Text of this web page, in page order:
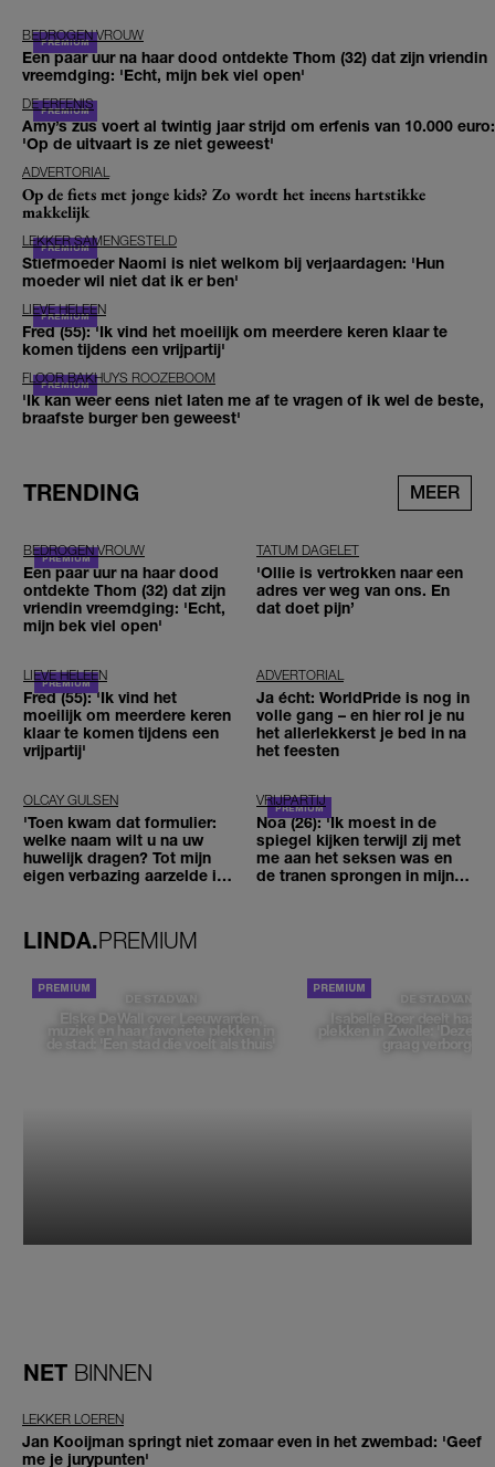
BEDROGEN VROUW
Een paar uur na haar dood ontdekte Thom (32) dat zijn vriendin
vreemdging: 'Echt, mijn bek viel open'
DE ERFENIS
Amy’s zus voert al twintig jaar strijd om erfenis van 10.000 euro:
'Op de uitvaart is ze niet geweest'
ADVERTORIAL
Op de fiets met jonge kids? Zo wordt het ineens hartstikke
makkelijk
LEKKER SAMENGESTELD
Stiefmoeder Naomi is niet welkom bij verjaardagen: 'Hun
moeder wil niet dat ik er ben'
LIEVE HELEEN
Fred (55): 'Ik vind het moeilijk om meerdere keren klaar te
komen tijdens een vrijpartij'
FLOOR BAKHUYS ROOZEBOOM
'Ik kan weer eens niet laten me af te vragen of ik wel de beste,
braafste burger ben geweest'
TRENDING MEER
BEDROGEN VROUW
Een paar uur na haar dood
ontdekte Thom (32) dat zijn
vriendin vreemdging: 'Echt,
mijn bek viel open'
TATUM DAGELET
'Ollie is vertrokken naar een
adres ver weg van ons. En
dat doet pijn’
LIEVE HELEEN
Fred (55): 'Ik vind het
moeilijk om meerdere keren
klaar te komen tijdens een
vrijpartij'
ADVERTORIAL
Ja écht: WorldPride is nog in
volle gang – en hier rol je nu
het allerlekkerst je bed in na
het feesten
OLCAY GULSEN
'Toen kwam dat formulier:
welke naam wilt u na uw
huwelijk dragen? Tot mijn
eigen verbazing aarzelde ik
VRIJPARTIJ
Noa (26): 'Ik moest in de
spiegel kijken terwijl zij met
me aan het seksen was en
de tranen sprongen in mijn
LINDA.PREMIUM
DE STAD VAN
Elske DeWall over Leeuwarden,
muziek en haar favoriete plekken in
de stad: 'Een stad die voelt als thuis'
DE STAD VAN
Isabelle Boer deelt haar
plekken in Zwolle: 'Deze
graag verborgen'
NET BINNEN
LEKKER LOEREN
Jan Kooijman springt niet zomaar even in het zwembad: 'Geef
me je jurypunten'